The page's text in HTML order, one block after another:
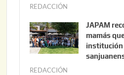
REDACCIÓN
o
s
t
JAPAM
mamás
institución
REDACCIÓN